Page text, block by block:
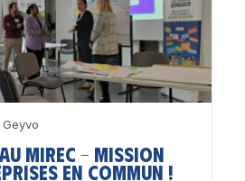
Geyvo
MIREC – Mission
en Commun !